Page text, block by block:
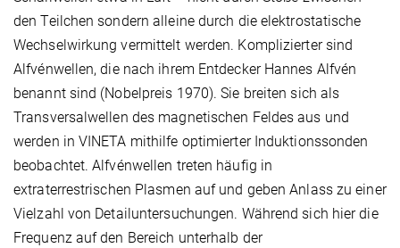
den Teilchen sondern alleine durch die elektrostatische
Wechselwirkung vermittelt werden. Komplizierter sind
Alfvénwellen, die nach ihrem Entdecker Hannes Alfvén
benannt sind (Nobelpreis 1970). Sie breiten sich als
Transversalwellen des magnetischen Feldes aus und
werden in VINETA mithilfe optimierter Induktionssonden
beobachtet. Alfvénwellen treten häufig in
extraterrestrischen Plasmen auf und geben Anlass zu einer
Vielzahl von Detailuntersuchungen. Während sich hier die
Frequenz auf den Bereich unterhalb der